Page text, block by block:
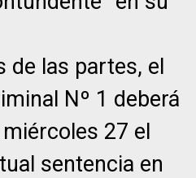
de las partes, el
Nº 1 deberá
27 el
sentencia en